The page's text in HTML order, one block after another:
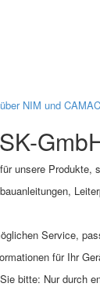
NIM und CAMAC
unsere
Service,
für Ihr
bitte: Nur durch